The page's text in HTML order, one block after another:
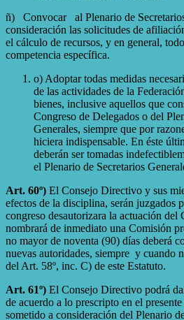
ñ) Convocar al Plenario de Secretarios
consideración las solicitudes de
el cálculo de recursos, y en general,
competencia específica.
o) Adoptar todas medidas
de las actividades de la
bienes, inclusive aquellos que
Congreso de Delegados o del
Generales, siempre que por
hiciera indispensable. En éste
deberán ser tomadas
el Plenario de Secretarios
Art. 60º) El Consejo Directivo y sus
efectos de la disciplina, serán juzgados
congreso desautorizara la actuación del
nombrará de inmediato una Comisión
no mayor de noventa (90) días deberá
nuevas autoridades, siempre y cuando
del Art. 58º, inc. C) de este Estatuto.
Art. 61º) El Consejo Directivo podrá
de acuerdo a lo prescripto en el
sometido a consideración del Plenario